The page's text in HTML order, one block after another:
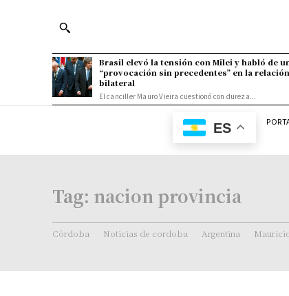
Brasil elevó la tensión con Milei y habló de
“provocación sin precedentes” en la relación
bilateral
El canciller Mauro Vieira cuestionó con dureza...
ES
Tag: nacion provincia
Córdoba Noticias de cordoba Argentina